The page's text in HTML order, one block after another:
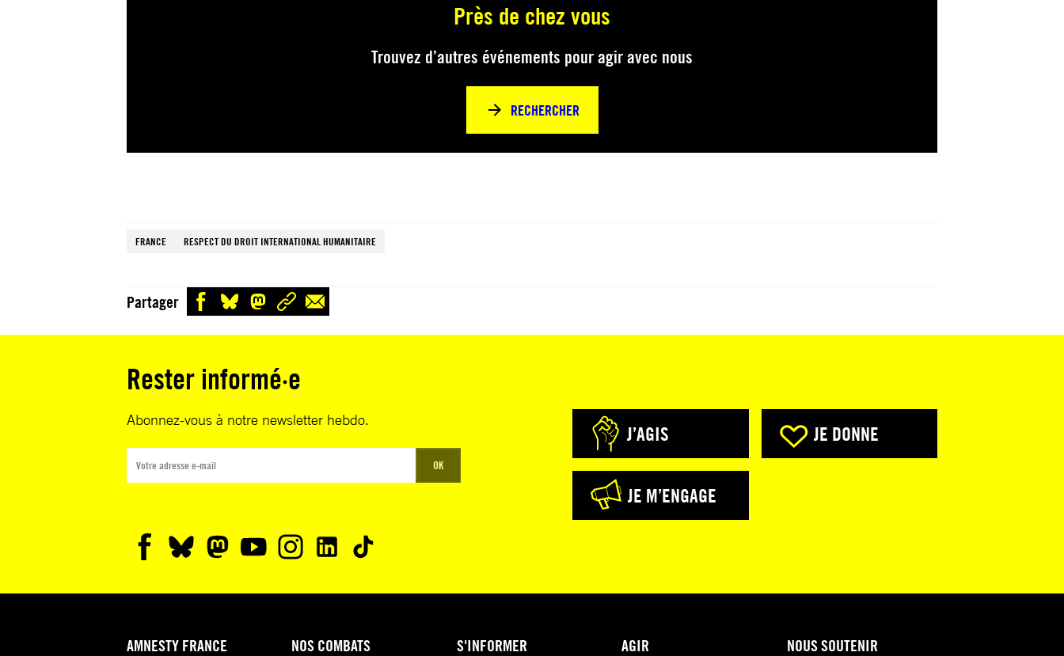
Près de chez vous
Trouvez d’autres événements pour agir avec nous
RECHERCHER
FRANCE RESPECT DU DROIT INTERNATIONAL HUMANITAIRE
Partager
Rester informé·e
Abonnez-vous à notre newsletter hebdo.
OK
J’AGIS JE DONNE
JE M’ENGAGE
AMNESTY FRANCE NOS COMBATS S'INFORMER AGIR NOUS SOUTENIR